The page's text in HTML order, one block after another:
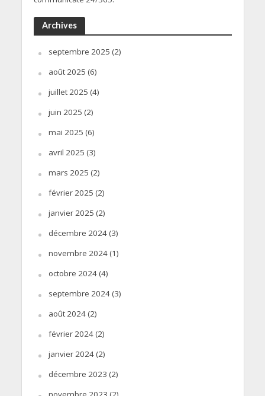
Archives
septembre 2025 (2)
août 2025 (6)
juillet 2025 (4)
juin 2025 (2)
mai 2025 (6)
avril 2025 (3)
mars 2025 (2)
février 2025 (2)
janvier 2025 (2)
décembre 2024(3)
novembre 2024(1)
octobre 2024(4)
septembre 2024(3)
août 2024(2)
février 2024(2)
janvier 2024(2)
décembre 2023 (2)